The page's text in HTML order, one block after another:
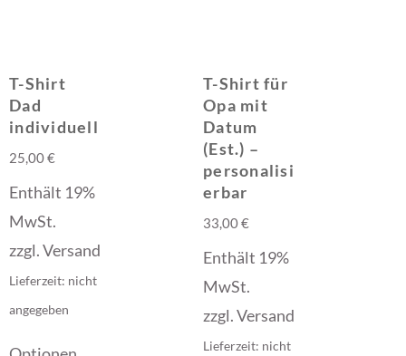
T-Shirt
Dad
individuell
25,00€
Enthält 19%
MwSt.
zzgl.Versand
Lieferzeit: nicht
angegeben
T-Shirt für
Opa mit
Datum
(Est.) –
personalisi
erbar
33,00€
Enthält 19%
MwSt.
zzgl.Versand
Lieferzeit: nicht